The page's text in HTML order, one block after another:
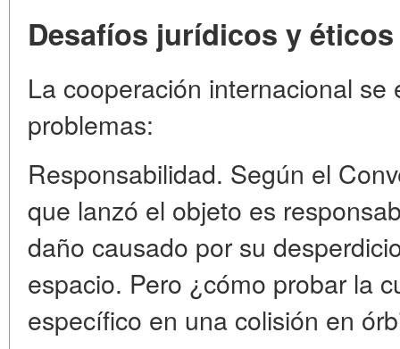
Desafíos jurídicos y éticos
La cooperación internacional
problemas:
Responsabilidad. Según el
que lanzó el objeto es
daño causado por su
espacio. Pero ¿cómo probar la
específico en una colisión en